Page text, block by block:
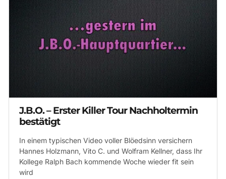
J.B.O. – Erster Killer Tour Nachholtermin
bestätigt
In einem typischen Video voller Blöedsinn versichern
Hannes Holzmann, Vito C. und Wolfram Kellner, dass Ihr
Kollege Ralph Bach kommende Woche wieder fit sein
wird